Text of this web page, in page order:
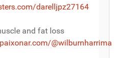
darelljpz27164
and fat loss
@wilburnharrima